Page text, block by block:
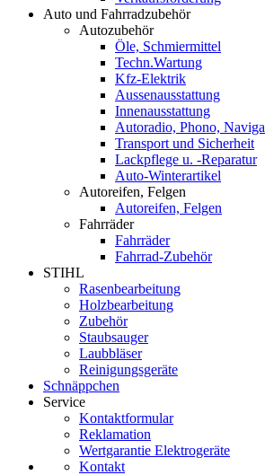
Auto und Fahrradzubehör
Autozubehör
Öle, Schmiermittel
Techn.Wartung
Kfz-Elektrik
Aussenausstattung
Innenausstattung
Autoradio, Phono,
Transport und Sicherheit
Lackpflege u. -Reparatur
Auto-Winterartikel
Autoreifen, Felgen
Autoreifen, Felgen
Fahrräder
Fahrräder
Fahrrad-Zubehör
STIHL
Rasenbearbeitung
Holzbearbeitung
Zubehör
Staubsauger
Laubbläser
Reinigungsgeräte
Schnäppchen
Service
Kontaktformular
Reklamation
Wertgarantie Elektrogeräte
Kontakt